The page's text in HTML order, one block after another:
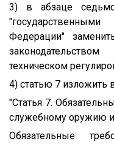
3) в абзаце
Федерации"
техническом
4) статью 7 изложить
"Статья 7.
служебному оружию
Обязательные